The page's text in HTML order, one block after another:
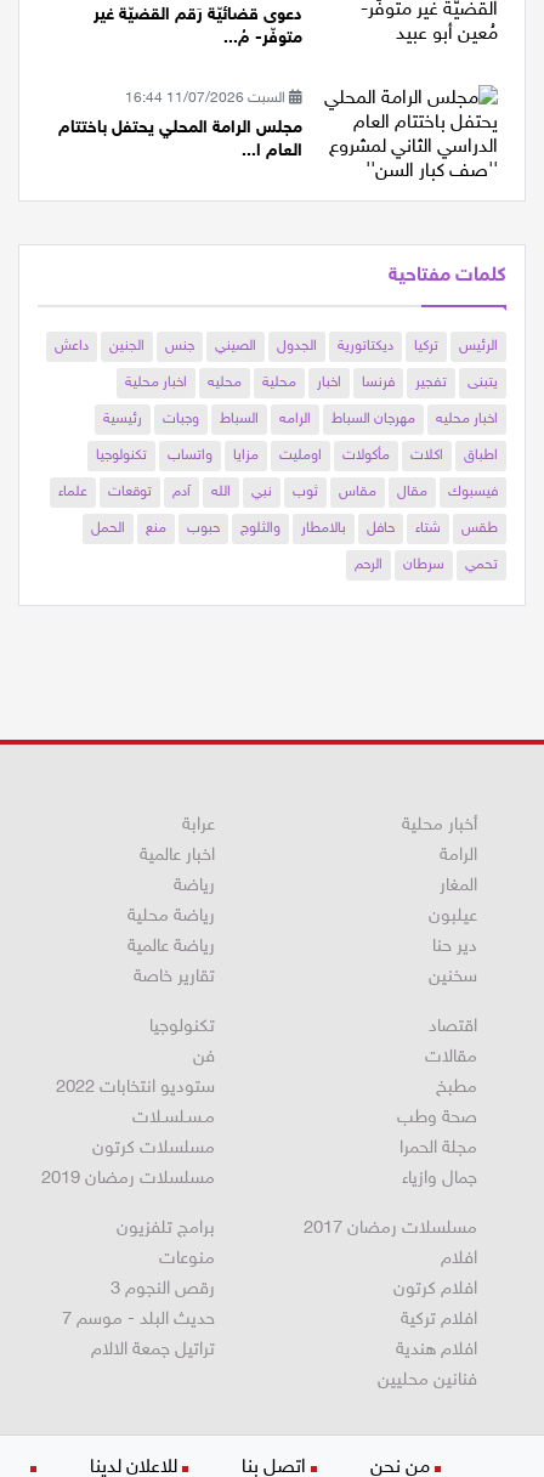
دعوى قضائيّة رَقم القضيّة غير
متوفّر- مُ...
السبت 11/07/2026 16:44
مجلس الرامة المحلي يحتفل باختتام
العام ا...
كلمات مفتاحية
الرئيس تركيا ديكتاتورية الجدول الصيني جنس الجنين
داعش
يتبنى
تفجير فرنسا اخبار محلية محليه
اخبار محلية
اخبار محليه
مهرجان السباط الرامه السباط وجبات
رئيسية
اطباق
اكلات مأكولات اومليت مزايا واتساب
تكنولوجيا
فيسبوك
مقال مقاس ثوب نبي الله آدم توقعات
علماء
طقس
شتاء حافل بالامطار والثلوج حبوب منع
الحمل
تحمي
سرطان الرحم
أخبار محلية
الرامة
المغار
عيلبون
دير حنا
سخنين
عرابة
اخبار عالمية
رياضة
رياضة محلية
رياضة عالمية
تقارير خاصة
اقتصاد
مقالات
مطبخ
صحة وطب
مجلة الحمرا
جمال وازياء
تكنولوجيا
فن
ستوديو انتخابات 2022
مـسـلسـلات
مسلسلات كرتون
مسلسلات رمضان 2019
مسلسلات رمضان 2017
افلام
افلام كرتون
افلام تركية
افلام هندية
فنانين محليين
برامج تلفزيون
منوعات
رقص النجوم 3
حديث البلد - موسم 7
تراتيل جمعة الالام
من نحن اتصل بنا للاعلان لدينا